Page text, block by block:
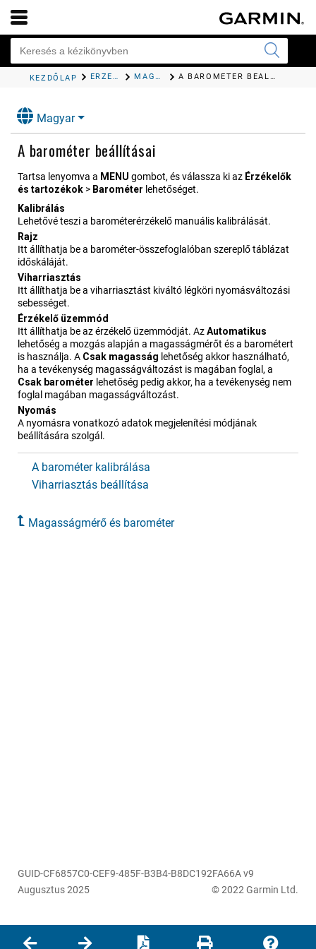
KEZDŐLAP ÉRZÉKELŐK ÉS TARTOZÉKOK MAGASSÁGMÉRŐ ÉS BAROMÉTER A BAROMÉTER BEÁLLÍTÁSAI
Magyar
A barométer beállításai
Tartsa lenyomva a MENU gombot, és válassza ki az Érzékelők
és tartozékok > Barométer lehetőséget.
Kalibrálás
Lehetővé teszi a barométerérzékelő manuális kalibrálását.
Rajz
Itt állíthatja be a barométer-összefoglalóban szereplő táblázat
időskáláját.
Viharriasztás
Itt állíthatja be a viharriasztást kiváltó légköri nyomásváltozási
sebességet.
Érzékelő üzemmód
Itt állíthatja be az érzékelő üzemmódját. AzAutomatikus
lehetőség a mozgás alapján a magasságmérőt és a barométert
is használja. A Csak magasság lehetőség akkor használható,
ha a tevékenység magasságváltozást is magában foglal, a
Csak barométer lehetőség pedig akkor, ha a tevékenység nem
foglal magában magasságváltozást.
Nyomás
A nyomásra vonatkozó adatok megjelenítési módjának
beállítására szolgál.
A barométer kalibrálása
Viharriasztás beállítása
Magasságmérő és barométer
GUID-CF6857C0-CEF9-485F-B3B4-B8DC192FA66A v9
Augusztus 2025
© 2022 Garmin Ltd.